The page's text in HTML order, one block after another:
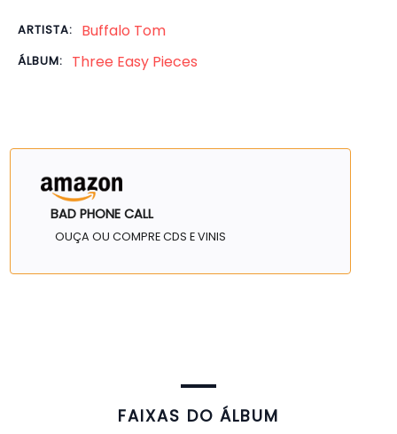
ARTISTA: Buffalo Tom
ÁLBUM: Three Easy Pieces
BAD PHONE CALL
OUÇA OU COMPRE CDS E VINIS
FAIXAS DO ÁLBUM